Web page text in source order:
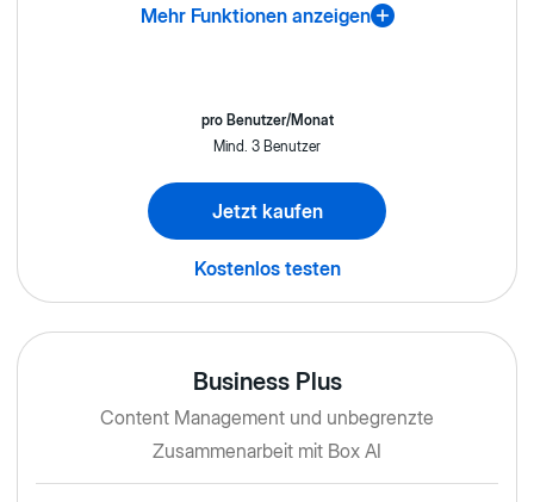
Mehr Funktionen anzeigen
pro Benutzer/Monat
Mind. 3 Benutzer
Jetzt kaufen
Kostenlos testen
Business Plus
Content Management und unbegrenzte
Zusammenarbeit mit Box AI